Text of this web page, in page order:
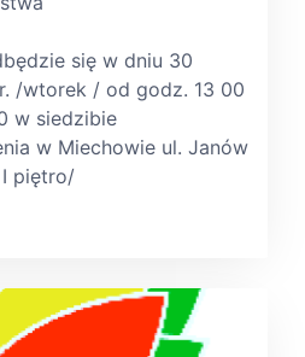
się w dniu 30
/wtorek / od godz. 13 00
w siedzibie
w Miechowie ul. Janów
piętro/